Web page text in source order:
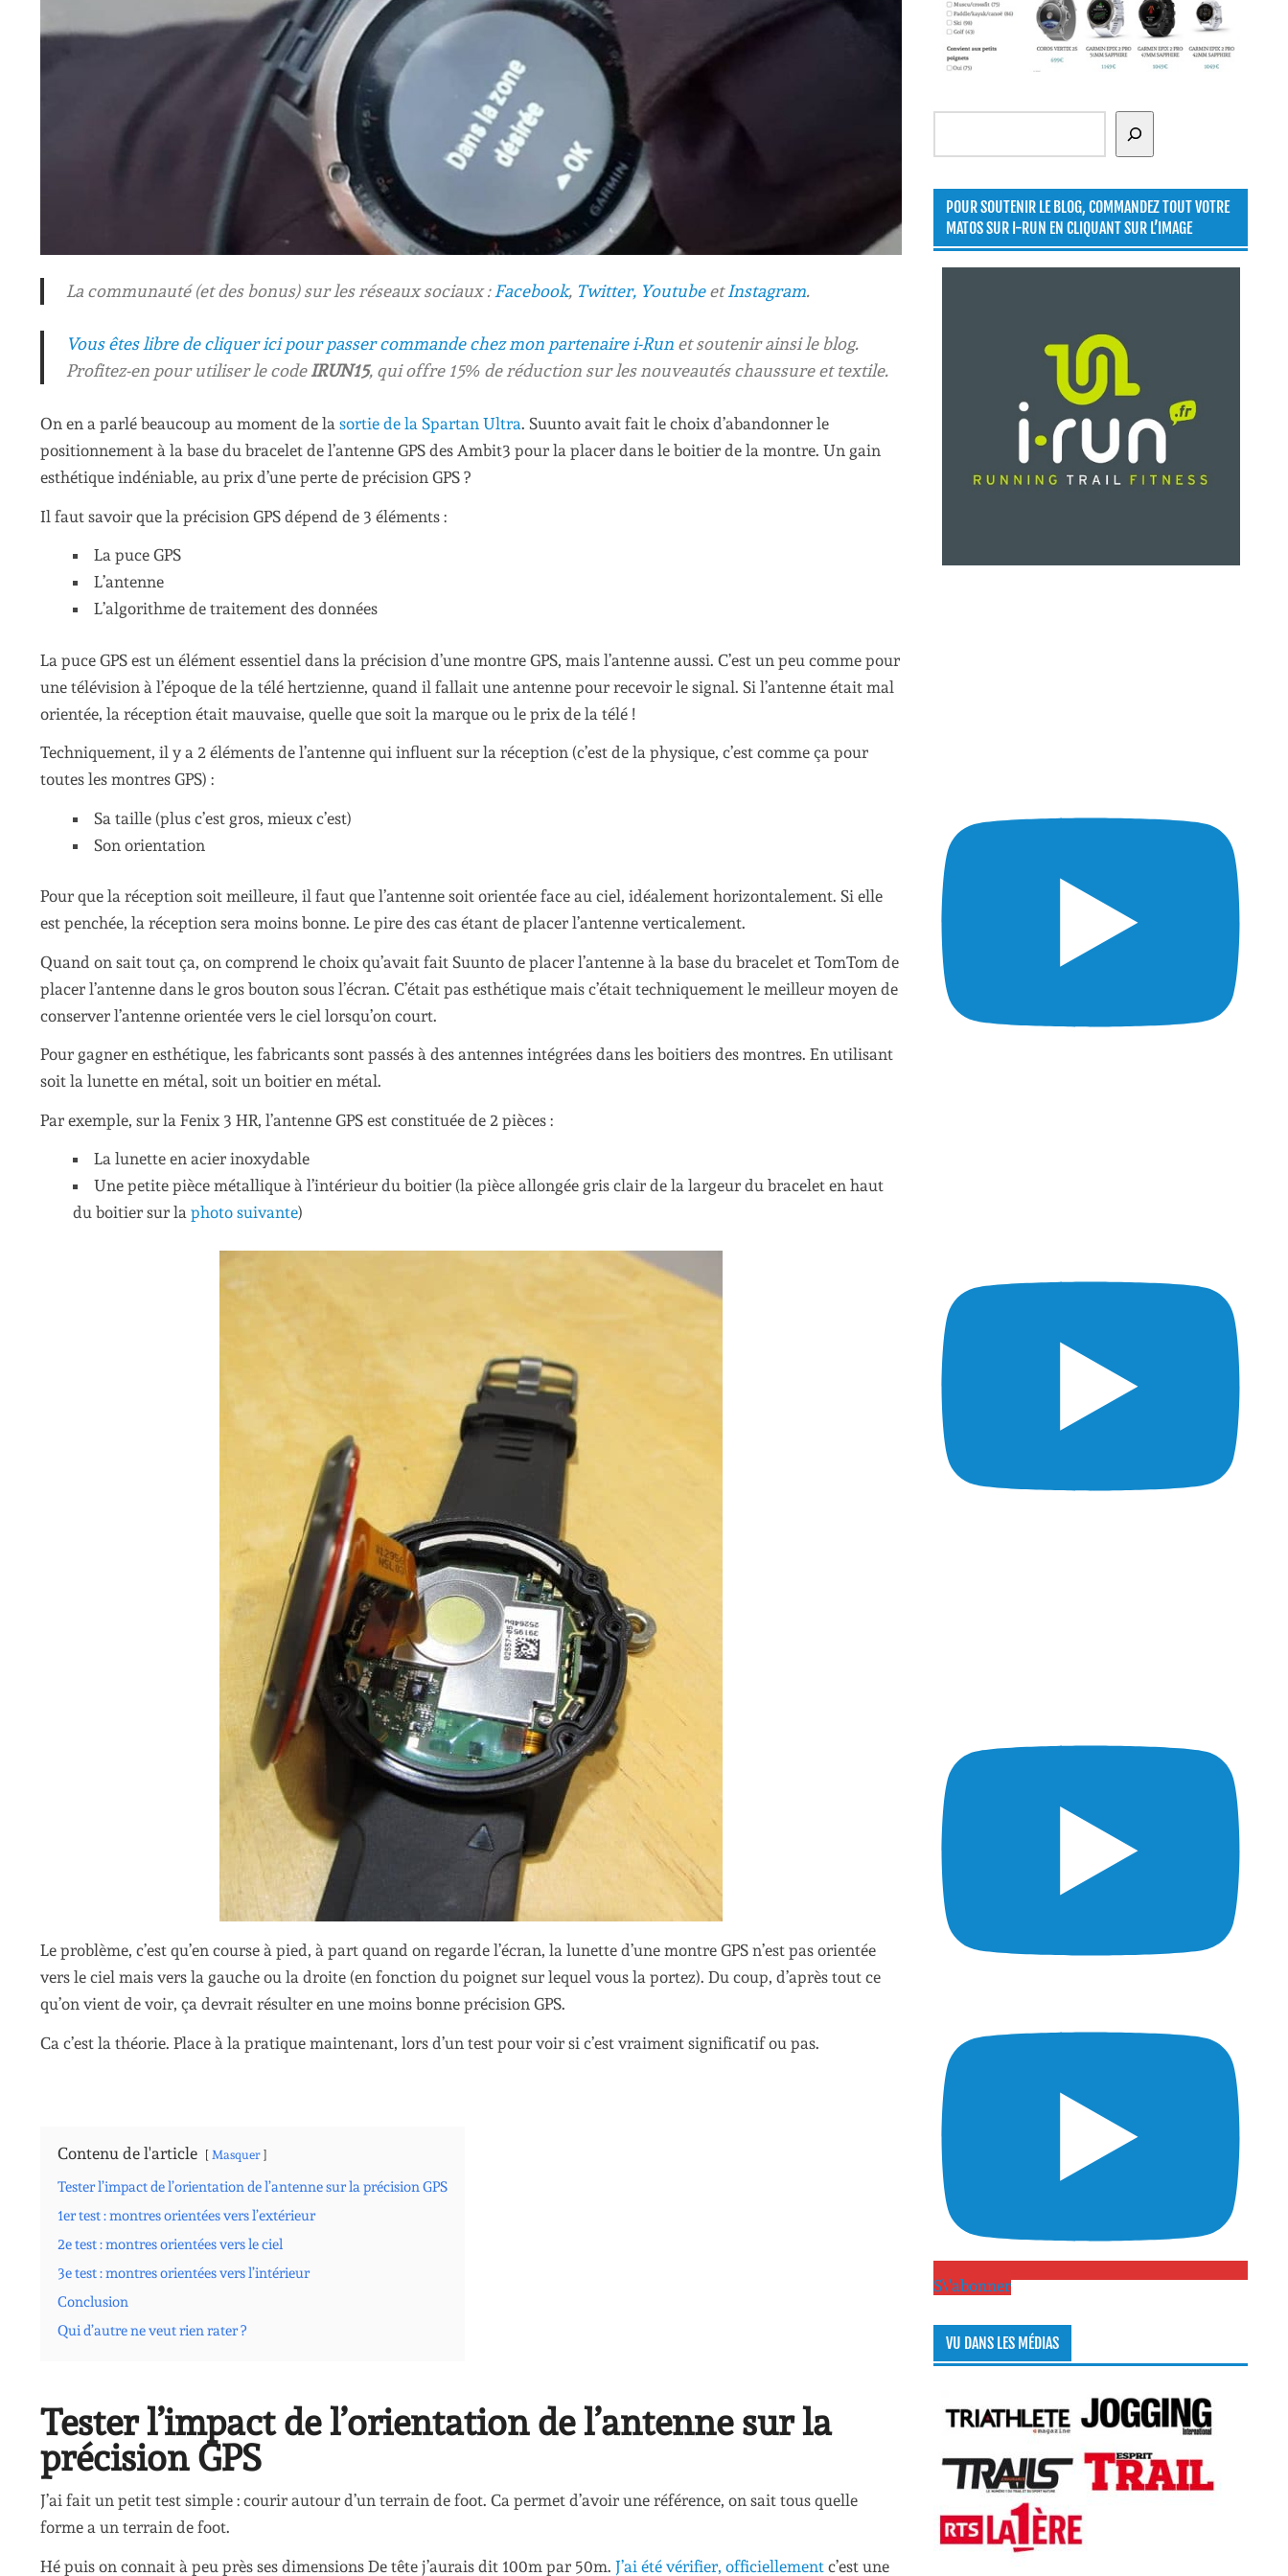
La communauté (et des bonus) sur les réseaux sociaux :Facebook, Twitter, YoutubeetInstagram.
Vous êtes libre de cliquer ici pour passer commande chez mon partenaire i-Runet soutenir ainsi le blog.
Profitez-en pour utiliser le codeIRUN15, qui offre 15% de réduction sur les nouveautés chaussure et textile.
On en a parlé beaucoup au moment de la sortie de la Spartan Ultra. Suunto avait fait le choix d’abandonner le
positionnement à la base du bracelet de l’antenne GPS des Ambit3 pour la placer dans le boitier de la montre. Un gain
esthétique indéniable, au prix d’une perte de précision GPS ?
Il faut savoir que la précision GPS dépend de 3 éléments :
La puce GPS
L’antenne
L’algorithme de traitement des données
La puce GPS est un élément essentiel dans la précision d’une montre GPS, mais l’antenne aussi. C’est un peu comme pour
une télévision à l’époque de la télé hertzienne, quand il fallait une antenne pour recevoir le signal. Si l’antenne était mal
orientée, la réception était mauvaise, quelle que soit la marque ou le prix de la télé !
Techniquement, il y a 2 éléments de l’antenne qui influent sur la réception (c’est de la physique, c’est comme ça pour
toutes les montres GPS) :
Sa taille (plus c’est gros, mieux c’est)
Son orientation
Pour que la réception soit meilleure, il faut que l’antenne soit orientée face au ciel, idéalement horizontalement. Si elle
est penchée, la réception sera moins bonne. Le pire des cas étant de placer l’antenne verticalement.
Quand on sait tout ça, on comprend le choix qu’avait fait Suunto de placer l’antenne à la base du bracelet et TomTom de
placer l’antenne dans le gros bouton sous l’écran. C’était pas esthétique mais c’était techniquement le meilleur moyen de
conserver l’antenne orientée vers le ciel lorsqu’on court.
Pour gagner en esthétique, les fabricants sont passés à des antennes intégrées dans les boitiers des montres. En utilisant
soit la lunette en métal, soit un boitier en métal.
Par exemple, sur la Fenix 3 HR, l’antenne GPS est constituée de 2 pièces :
La lunette en acier inoxydable
Une petite pièce métallique à l’intérieur du boitier (la pièce allongée gris clair de la largeur du bracelet en haut
du boitier sur la photo suivante)
Le problème, c’est qu’en course à pied, à part quand on regarde l’écran, la lunette d’une montre GPS n’est pas orientée
vers le ciel mais vers la gauche ou la droite (en fonction du poignet sur lequel vous la portez). Du coup, d’après tout ce
qu’on vient de voir, ça devrait résulter en une moins bonne précision GPS.
Ca c’est la théorie. Place à la pratique maintenant, lors d’un test pour voir si c’est vraiment significatif ou pas.
Contenu de l'article Masquer
Tester l’impact de l’orientation de l’antenne sur la précision GPS
1er test : montres orientées vers l’extérieur
2e test : montres orientées vers le ciel
3e test : montres orientées vers l’intérieur
Conclusion
Qui d’autre ne veut rien rater ?
Tester l’impact de l’orientation de l’antenne sur la
précision GPS
J’ai fait un petit test simple : courir autour d’un terrain de foot. Ca permet d’avoir une référence, on sait tous quelle
forme a un terrain de foot.
Hé puis on connait à peu près ses dimensions De tête j’aurais dit 100m par 50m. J’ai été vérifier, officiellement c’est une
Rechercher
POUR SOUTENIR LE BLOG, COMMANDEZ TOUT VOTRE
MATOS SUR I-RUN EN CLIQUANT SUR L’IMAGE
S\'abonner
VU DANS LES MÉDIAS